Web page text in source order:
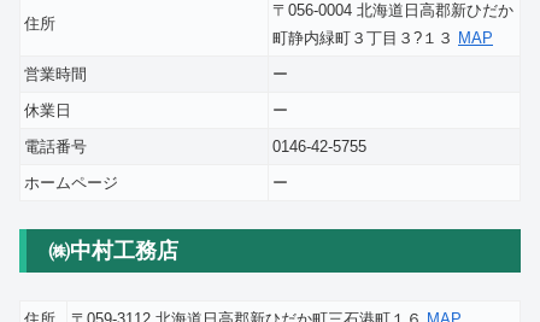
住所
〒056-0004 北海道日高郡新ひだか
町静内緑町３丁目３?１３ MAP
営業時間
ー
休業日
ー
電話番号
0146-42-5755
ホームページ
ー
㈱中村工務店